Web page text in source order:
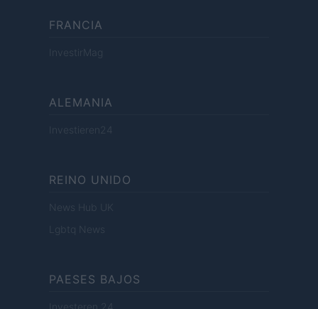
FRANCIA
InvestirMag
ALEMANIA
Investieren24
REINO UNIDO
News Hub UK
Lgbtq News
PAESES BAJOS